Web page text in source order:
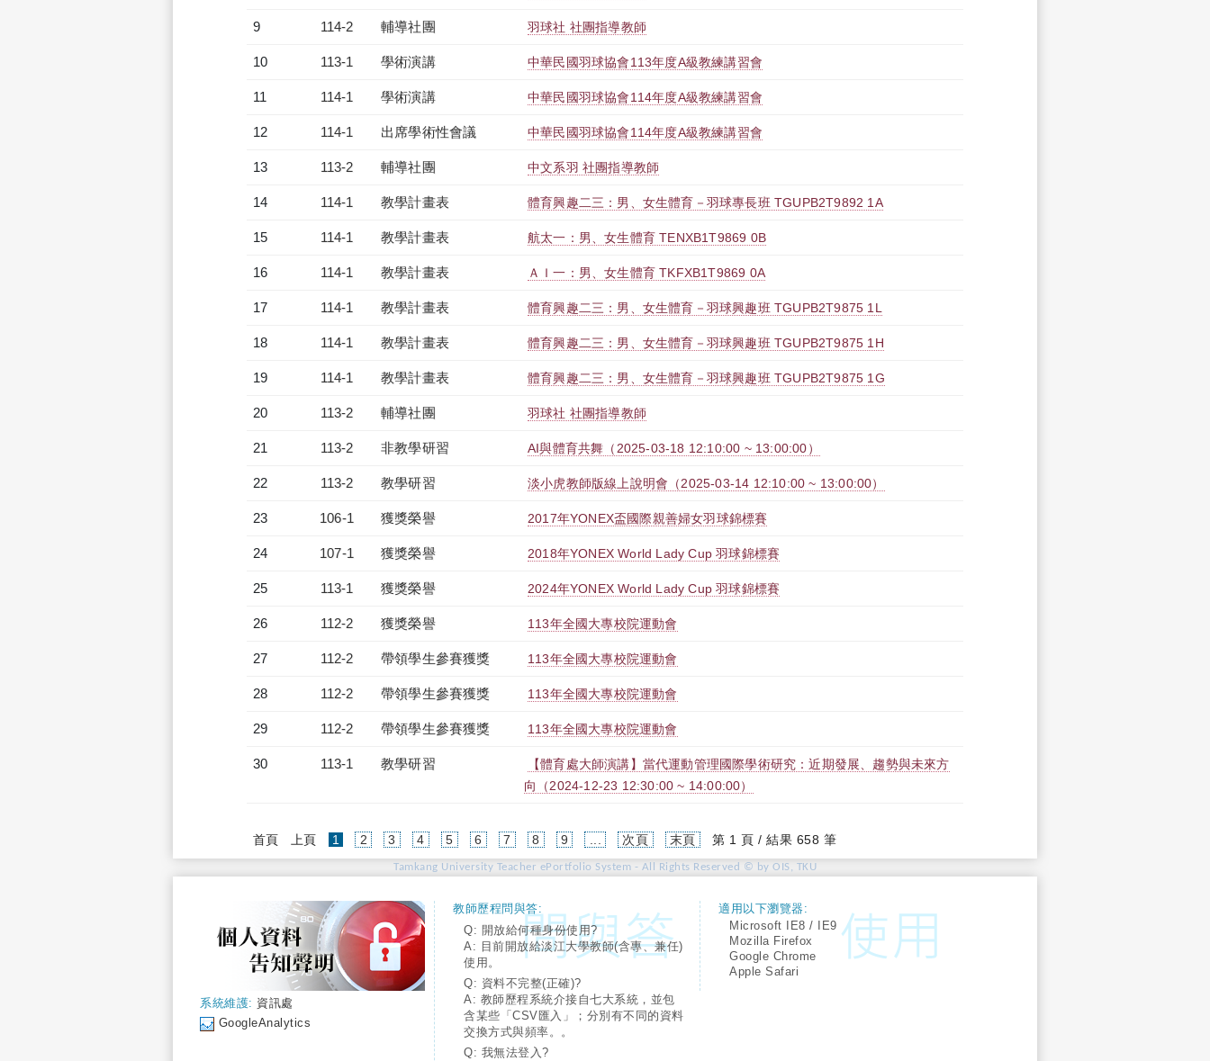
9 114-2 輔導社團 羽球社 社團指導教師
10 113-1 學術演講 中華民國羽球協會113年度A級教練講習會
11 114-1 學術演講 中華民國羽球協會114年度A級教練講習會
12 114-1 出席學術性會議 中華民國羽球協會114年度A級教練講習會
13 113-2 輔導社團 中文系羽 社團指導教師
14 114-1 教學計畫表 體育興趣二三：男、女生體育－羽球專長班 TGUPB2T9892 1A
15 114-1 教學計畫表 航太一：男、女生體育 TENXB1T9869 0B
16 114-1 教學計畫表 ＡＩ一：男、女生體育 TKFXB1T9869 0A
17 114-1 教學計畫表 體育興趣二三：男、女生體育－羽球興趣班 TGUPB2T9875 1L
18 114-1 教學計畫表 體育興趣二三：男、女生體育－羽球興趣班 TGUPB2T9875 1H
19 114-1 教學計畫表 體育興趣二三：男、女生體育－羽球興趣班 TGUPB2T9875 1G
20 113-2 輔導社團 羽球社 社團指導教師
21 113-2 非教學研習 AI與體育共舞（2025-03-18 12:10:00 ~ 13:00:00）
22 113-2 教學研習 淡小虎教師版線上說明會（2025-03-14 12:10:00 ~ 13:00:00）
23 106-1 獲獎榮譽 2017年YONEX盃國際親善婦女羽球錦標賽
24 107-1 獲獎榮譽 2018年YONEX World Lady Cup 羽球錦標賽
25 113-1 獲獎榮譽 2024年YONEX World Lady Cup 羽球錦標賽
26 112-2 獲獎榮譽 113年全國大專校院運動會
27 112-2 帶領學生參賽獲獎 113年全國大專校院運動會
28 112-2 帶領學生參賽獲獎 113年全國大專校院運動會
29 112-2 帶領學生參賽獲獎 113年全國大專校院運動會
30 113-1 教學研習
【體育處大師演講】當代運動管理國際學術研究：近期發展、趨勢與未來方
向（2024-12-23 12:30:00 ~ 14:00:00）
首頁 上頁 1 (current)
2 3 4 5 6 7 8 9 次頁 末頁 第 1 頁 / 結果 658 筆
Tamkang University Teacher ePortfolio System - All Rights Reserved © by OIS, TKU
系統維護: 資訊處
GoogleAnalytics
教師歷程問與答:
Q: 開放給何種身份使用?
A: 目前開放給淡江大學教師(含專、兼任)
使用。
Q: 資料不完整(正確)?
A: 教師歷程系統介接自七大系統，並包
含某些「CSV匯入」；分別有不同的資料
交換方式與頻率。。
Q: 我無法登入?
適用以下瀏覽器:
Microsoft IE8 / IE9
Mozilla Firefox
Google Chrome
Apple Safari